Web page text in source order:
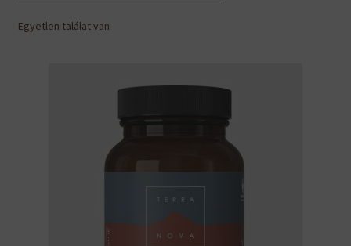
Hírek
Egyetlen találat van